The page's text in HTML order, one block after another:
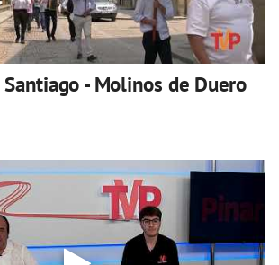
- Molinos de Duero